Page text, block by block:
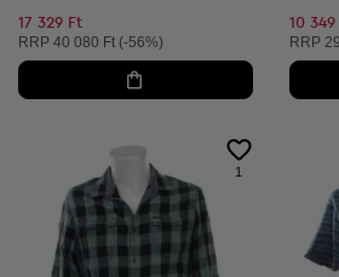
17 329 Ft
Ajánlott ár:
RRP 40 080 Ft (-56%)
10
RRP
1